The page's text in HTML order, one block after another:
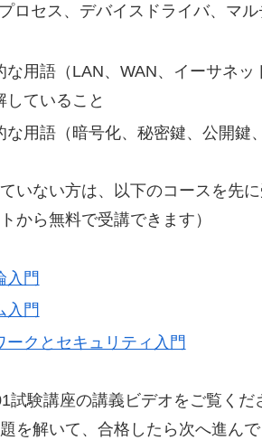
ロセス、デバイスドライバ、マ
用語（LAN、WAN、イーサネッ
していること
な用語（暗号化、秘密鍵、公開鍵
いない方は、以下のコースを先
から無料で受講できます）
入門
入門
ークとセキュリティ入門
試験講座の講義ビデオをご覧く
を解いて、合格したら次へ進んで